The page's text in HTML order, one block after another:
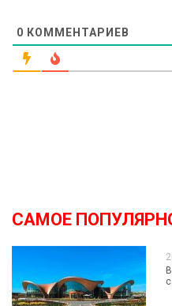
0 КОММЕНТАРИЕВ
САМОЕ